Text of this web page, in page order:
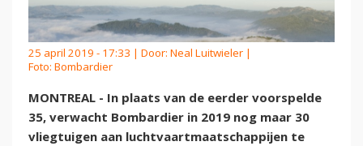
25 april 2019 - 17:33 | Door: Neal Luitwieler |
Foto: Bombardier
MONTREAL - In plaats van de eerder voorspelde
35, verwacht Bombardier in 2019 nog maar 30
vliegtuigen aan luchtvaartmaatschappijen te